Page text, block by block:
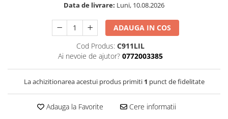
Data de livrare: Luni, 10.08.2026
ADAUGA IN COS
Cod Produs: C911LIL
Ai nevoie de ajutor? 0772003385
La achizitionarea acestui produs primiti 1 punct de fidelitate
Adauga la Favorite Cere informatii